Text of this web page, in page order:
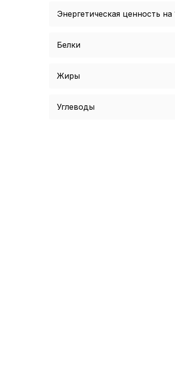
Энергетическая ценность на
Белки
Жиры
Углеводы